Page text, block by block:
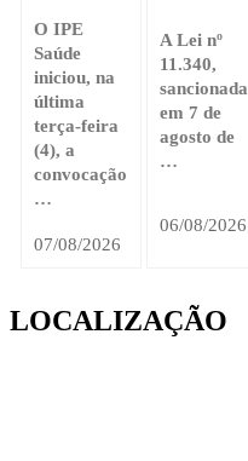
O IPE
Saúde
iniciou, na
última
terça-feira
(4), a
convocação
…
07/08/2026
A Lei nº
11.340,
sancionada
em 7 de
agosto de
…
06/08/2026
LOCALIZAÇÃO